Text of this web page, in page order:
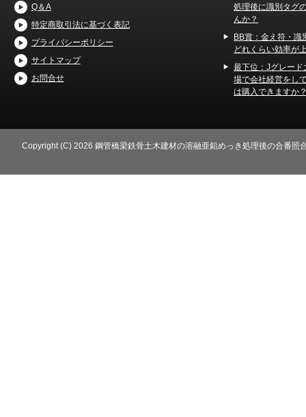
Q＆A
特定商取引法に基づく表記
プライバシーポリシー
サイトマップ
お問合せ
処理後に識別タグ
んか？
BB賞：金え符・識
どれくらい効率が
最下位：Jグレード
場で会社経営をし
は購入できますか
Copyright (C) 2026 鋼管橋梁鉄骨土木建材の溶融亜鉛めっき処理後の合番